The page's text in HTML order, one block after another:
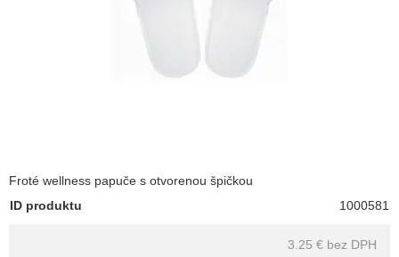
Froté wellness papuče s otvorenou špičkou
ID produktu
1000581
3.25 € bez DPH